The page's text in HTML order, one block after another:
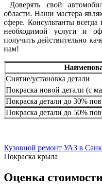
Доверять свой
области. Наши мастера
сфере. Консультанты
необходимой услуги и
получить действительно
нам!
Снятие/установка детали
Покраска новой детали (с
Покраска детали до 30%
Покраска детали до 50%
Кузовной ремонт УАЗ в
Покраска крыла
Оценка